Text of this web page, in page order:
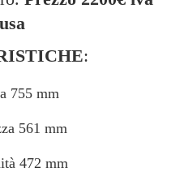
:
755 mm
561 mm
472 mm